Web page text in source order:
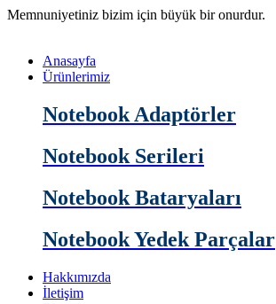
Memnuniyetiniz bizim için büyük bir onurdur.
Anasayfa
Ürünlerimiz
Notebook Adaptörler
Notebook Serileri
Notebook Bataryaları
Notebook Yedek Parçalar
Hakkımızda
İletişim